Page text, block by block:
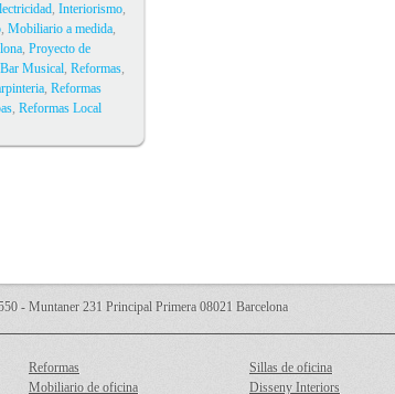
, Interiorismo,
, Mobiliario a medida,
, Proyecto de
Musical, Reformas,
, Reformas
, Reformas Local
- Muntaner 231 Principal Primera 08021 Barcelona
Reformas Sillas de oficina
Mobiliario de oficina Disseny Interiors